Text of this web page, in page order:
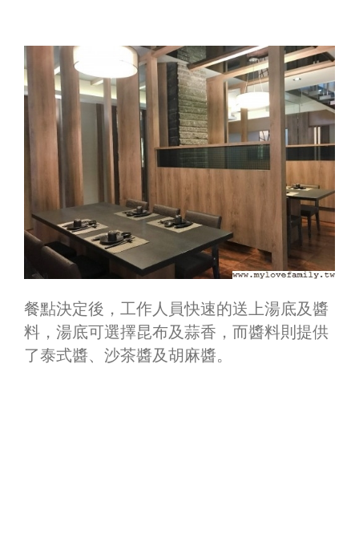
餐點決定後，工作人員快速的送上湯底及醬
料，湯底可選擇昆布及蒜香，而醬料則提供
了泰式醬、沙茶醬及胡麻醬。